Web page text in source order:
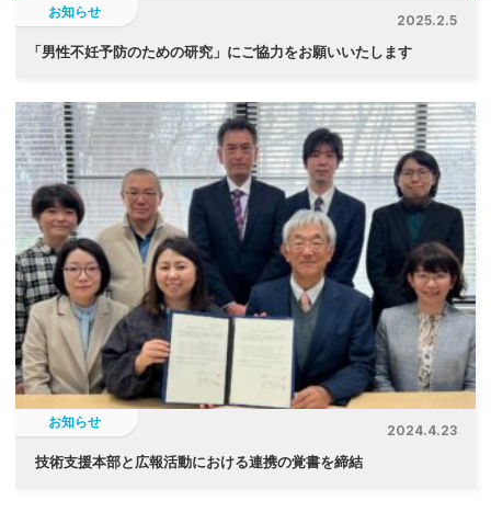
お知らせ
2025.2.5
「 男性不妊予防のための研究」にご協力をお願いいたします
お知らせ
2024.4.23
技術支援本部と広報活動における連携の覚書を締結